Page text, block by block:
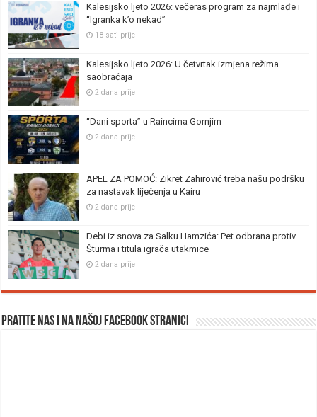
Kalesijsko ljeto 2026: večeras program za najmlađe i
“Igranka k’o nekad”
18 sati prije
Kalesijsko ljeto 2026: U četvrtak izmjena režima
saobraćaja
2 dana prije
“Dani sporta” u Raincima Gornjim
2 dana prije
APEL ZA POMOĆ: Zikret Zahirović treba našu podršku
za nastavak liječenja u Kairu
2 dana prije
Debi iz snova za Salku Hamzića: Pet odbrana protiv
Šturma i titula igrača utakmice
2 dana prije
Pratite nas i na našoj facebook stranici